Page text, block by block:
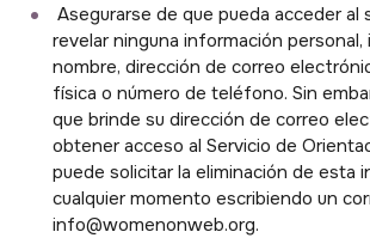
Asegurarse de que pueda acceder al
revelar ninguna información personal,
nombre, dirección de correo
física o número de teléfono. Sin
que brinde su dirección de correo
obtener acceso al Servicio de
puede solicitar la eliminación de esta
cualquier momento escribiendo un
info@womenonweb.org.